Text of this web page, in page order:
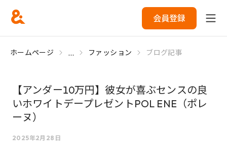
会員登録
ホームページ ... ファッション ブログ記事
【アンダー10万円】彼女が喜ぶセンスの良
いホワイトデープレゼントPOL ENE（ポレ
ーヌ）
2025年2月28日